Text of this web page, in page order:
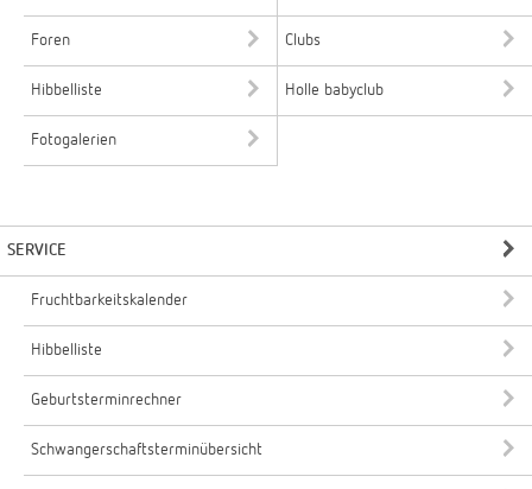
Foren Clubs
Hibbelliste Holle babyclub
Fotogalerien
SERVICE
Fruchtbarkeitskalender
Hibbelliste
Geburtsterminrechner
Schwangerschaftsterminübersicht